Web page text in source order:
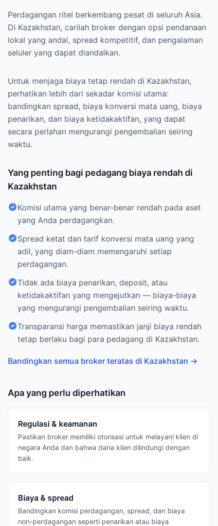
Perdagangan ritel berkembang pesat di seluruh Asia.
Di Kazakhstan, carilah broker dengan opsi pendanaan
lokal yang andal, spread kompetitif, dan pengalaman
seluler yang dapat diandalkan.
Untuk menjaga biaya tetap rendah di Kazakhstan,
perhatikan lebih dari sekadar komisi utama:
bandingkan spread, biaya konversi mata uang, biaya
penarikan, dan biaya ketidakaktifan, yang dapat
secara perlahan mengurangi pengembalian seiring
waktu.
Yang penting bagi pedagang biaya rendah di
Kazakhstan
Komisi utama yang benar-benar rendah pada aset
yang Anda perdagangkan.
Spread ketat dan tarif konversi mata uang yang
adil, yang diam-diam memengaruhi setiap
perdagangan.
Tidak ada biaya penarikan, deposit, atau
ketidakaktifan yang mengejutkan — biaya-biaya
yang mengurangi pengembalian seiring waktu.
Transparansi harga memastikan janji biaya rendah
tetap berlaku bagi para pedagang di Kazakhstan.
Bandingkan semua broker teratas di Kazakhstan →
Apa yang perlu diperhatikan
Regulasi & keamanan
Pastikan broker memiliki otorisasi untuk melayani klien di
negara Anda dan bahwa dana klien dilindungi dengan
baik.
Biaya & spread
Bandingkan komisi perdagangan, spread, dan biaya
non-perdagangan seperti penarikan atau biaya